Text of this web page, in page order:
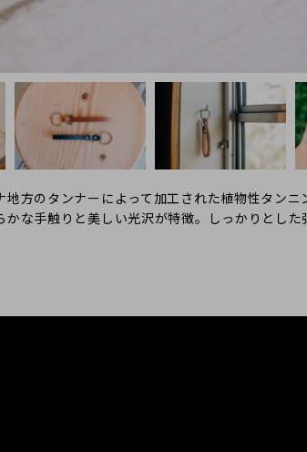
地方のタンナーによって加工された植物性タン
かな手触りと美しい光沢が特徴。しっかりとし